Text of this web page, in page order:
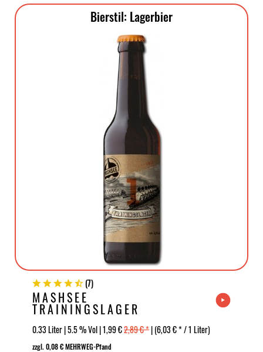
Bierstil: Lagerbier
(7)
MASHSEE
TRAININGSLAGER
0.33 Liter | 5.5 % Vol | 1,99 €2,89 € *| (6,03 € * / 1 Liter)
zzgl. 0,08 € MEHRWEG-Pfand